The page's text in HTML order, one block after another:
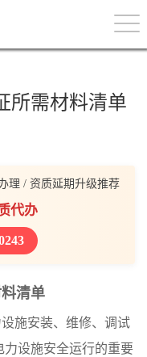
所需材料清单
理 / 资质延期升级推荐
代办
清单
施安装、维修、调试
设施安全运行的重要